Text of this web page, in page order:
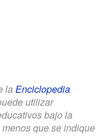
la Enciclopedia
utilizar
bajo la
menos que se indique